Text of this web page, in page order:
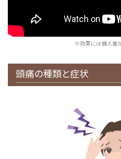
※効果には個人差が
頭痛の種類と症状